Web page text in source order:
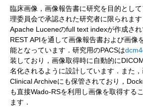
臨床画像，画像報告書に研究を目的とし
理委員会で承認された研究者に限られま
Apache Luceneのfull text indexが作成さ
REST APIを通して画像報告書および画像
能となっています．研究用のPACSは
装しており，画像取得時に自動的に
名化されるように設計しています．また
Clinical Archiveにも保管されており，
も直接Wado-RSを利用し画像を取得する
ます．